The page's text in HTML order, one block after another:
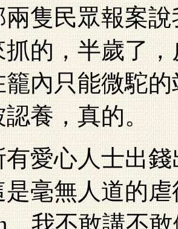
兩隻民眾報案
抓的，半歲了
籠內只能微駝
養，真的。
有愛心人士出
是毫無人道的